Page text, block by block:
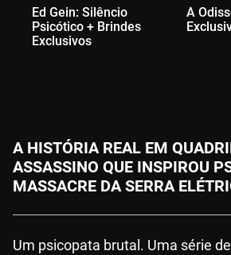
Ed Gein: Silêncio
Psicótico + Brindes
Exclusivos
A
A HISTÓRIA REAL EM
ASSASSINO QUE INSPIROU
MASSACRE DA SERRA
Um psicopata brutal. Uma série